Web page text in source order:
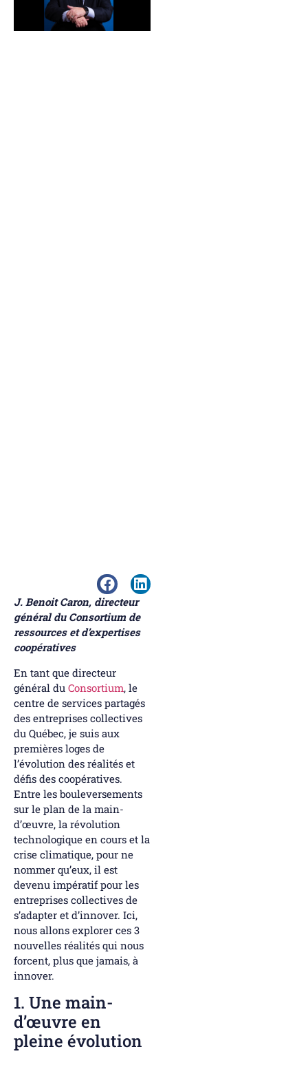
J. Benoit Caron, directeur
général du Consortium de
ressources et d’expertises
coopératives
En tant que directeur
général du Consortium, le
centre de services partagés
des entreprises collectives
du Québec, je suis aux
premières loges de
l’évolution des réalités et
défis des coopératives.
Entre les bouleversements
sur le plan de la main-
d’œuvre, la révolution
technologique en cours et la
crise climatique, pour ne
nommer qu’eux, il est
devenu impératif pour les
entreprises collectives de
s’adapter et d’innover. Ici,
nous allons explorer ces 3
nouvelles réalités qui nous
forcent, plus que jamais, à
innover.
1. Une main-
d’œuvre en
pleine évolution